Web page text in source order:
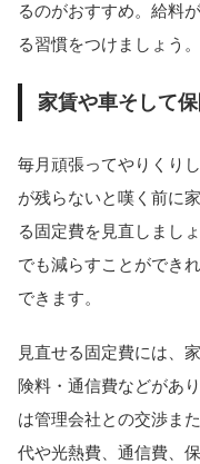
るのがおすすめ。給料
る習慣をつけましょう。
家賃や車そして
毎月頑張ってやりくり
が残らないと嘆く前に
る固定費を見直しまし
でも減らすことができ
できます。
見直せる固定費には、
険料・通信費などがあ
は管理会社との交渉ま
代や光熱費、通信費、